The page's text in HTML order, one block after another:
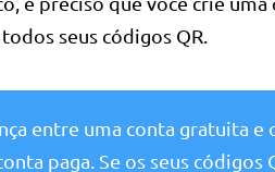
seus códigos QR.
entre uma conta gratuita e
paga. Se os seus códigos